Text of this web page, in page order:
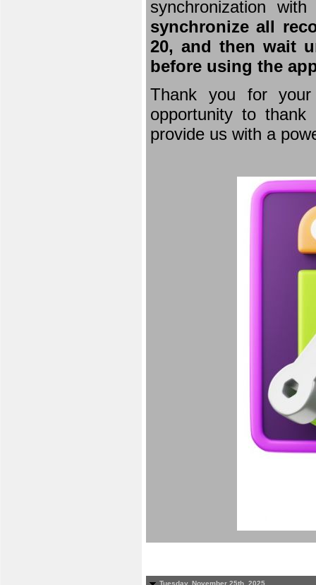
synchronization
synchronize all
20, and then wait
before using the
Thank you for
opportunity to
provide us with a
Tuesday, November 25th, 2025